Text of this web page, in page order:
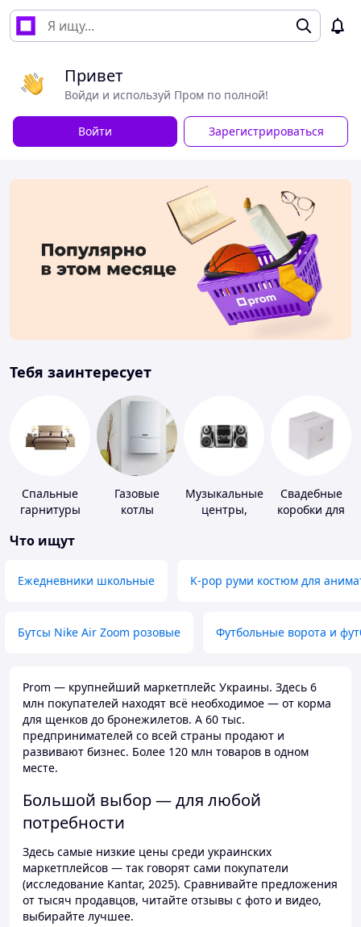
Привет
Войди и используй Пром по полной!
Войти Зарегистрироваться
Тебя заинтересует
Спальные
гарнитуры
Газовые
котлы
Музыкальные
центры,
Свадебные
коробки для
Что ищут
Ежедневники школьные K-pop руми костюм для
Бутсы Nike Air Zoom розовые Футбольные ворота и
Prom — крупнейший маркетплейс Украины. Здесь 6
млн покупателей находят всё необходимое — от корма
для щенков до бронежилетов. А 60 тыс.
предпринимателей со всей страны продают и
развивают бизнес. Более 120 млн товаров в одном
месте.
Большой выбор — для любой
потребности
Здесь самые низкие цены среди украинских
маркетплейсов — так говорят сами покупатели
(исследование Kantar, 2025). Сравнивайте предложения
от тысяч продавцов, читайте отзывы с фото и видео,
выбирайте лучшее.